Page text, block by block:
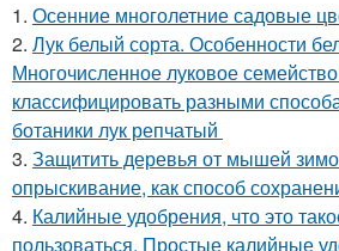
1. Осенние многолетние садовые
2. Лук белый сорта. Особенности
Многочисленное луковое
классифицировать разными
ботаники лук репчатый
3. Защитить деревья от мышей
опрыскивание, как способ
4. Калийные удобрения, что это
пользоваться. Простые калийные